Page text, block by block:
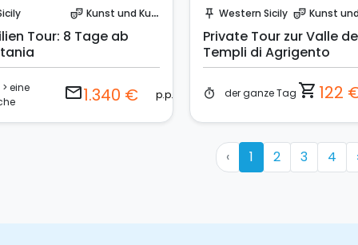
theater_comedy Kunst und Kultur
Tour: 8 Tage ab
> eine
email1.340 € p.p.
push_pin Western Sicily theater_comedy Kunst und
Private Tour zur Valle
Templi di Agrigento
timer der ganze Tag shopping_cart 122
‹ 1 2 3 4